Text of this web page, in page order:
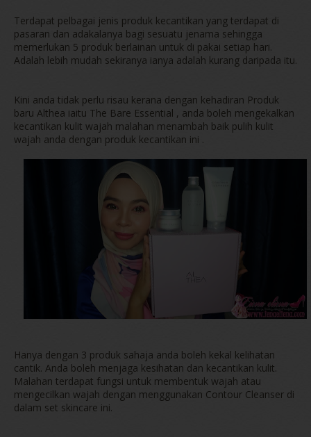
Terdapat pelbagai jenis produk kecantikan yang terdapat di
pasaran dan adakalanya bagi sesuatu jenama sehingga
memerlukan 5 produk berlainan untuk di pakai setiap hari.
Adalah lebih mudah sekiranya ianya adalah kurang daripada itu.
Kini anda tidak perlu risau kerana dengan kehadiran Produk
baru Althea iaitu The Bare Essential , anda boleh mengekalkan
kecantikan kulit wajah malahan menambah baik pulih kulit
wajah anda dengan produk kecantikan ini .
Hanya dengan 3 produk sahaja anda boleh kekal kelihatan
cantik. Anda boleh menjaga kesihatan dan kecantikan kulit.
Malahan terdapat fungsi untuk membentuk wajah atau
mengecilkan wajah dengan menggunakan Contour Cleanser di
dalam set skincare ini.